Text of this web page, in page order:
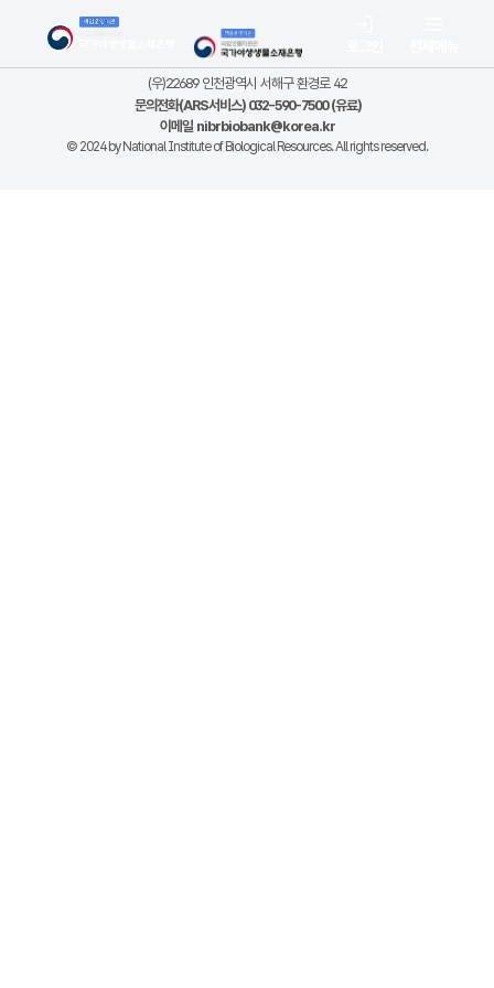
(우)22689 인천광역시 서해구 환경로 42
문의전화(ARS서비스) 032-590-7500 (유료)
이메일 nibrbiobank@korea.kr
© 2024 by National Institute of Biological Resources. All rights reserved.